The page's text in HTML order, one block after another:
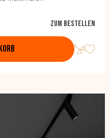
41,6 cm (einschließlich
Zum Bestellen